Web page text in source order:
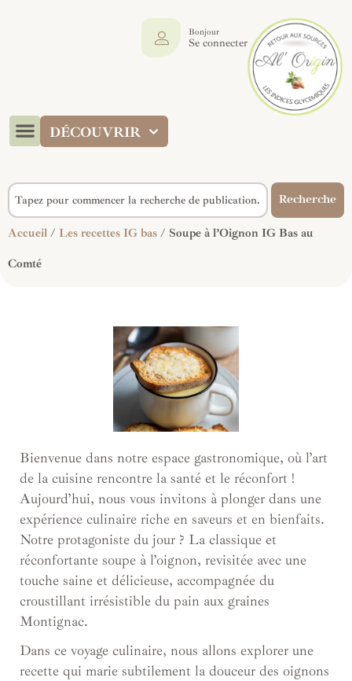
DÉCOUVRIR
Bonjour
Se connecter
Recherche
Accueil / Les recettes IG bas / Soupe à l’Oignon IG Bas au
Comté
Bienvenue dans notre espace gastronomique, où l’art
de la cuisine rencontre la santé et le réconfort !
Aujourd’hui, nous vous invitons à plonger dans une
expérience culinaire riche en saveurs et en bienfaits.
Notre protagoniste du jour ? La classique et
réconfortante soupe à l’oignon, revisitée avec une
touche saine et délicieuse, accompagnée du
croustillant irrésistible du pain aux graines
Montignac.
Dans ce voyage culinaire, nous allons explorer une
recette qui marie subtilement la douceur des oignons